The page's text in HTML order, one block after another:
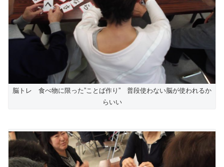
脳トレ 食べ物に限った”ことば作り” 普段使わない脳が使われるか
らいい